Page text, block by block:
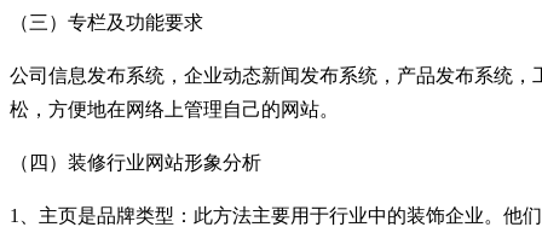
（三）专栏及功能要求
公司信息发布系统，企业动态新闻发布系统，产品发布系统
松，方便地在网络上管理自己的网站。
（四）装修行业网站形象分析
1、主页是品牌类型：此方法主要用于行业中的装饰企业。他